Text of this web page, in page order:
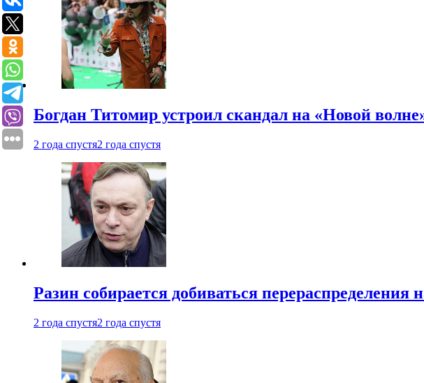
Богдан Титомир устроил скандал на «Новой
2 года спустя2 года спустя
Разин собирается добиваться перераспределения
2 года спустя2 года спустя